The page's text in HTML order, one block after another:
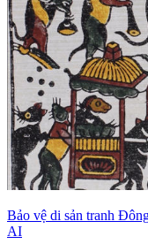
Bảo vệ di sản tranh
AI